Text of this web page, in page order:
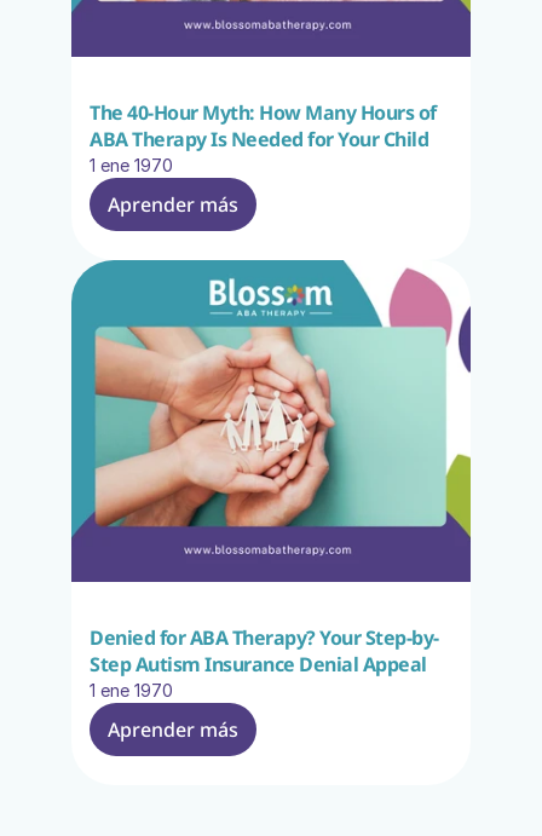
The 40-Hour Myth: How Many Hours of
ABA Therapy Is Needed for Your Child
1 ene 1970
Aprender más
Denied for ABA Therapy? Your Step-by-
Step Autism Insurance Denial Appeal
1 ene 1970
Aprender más